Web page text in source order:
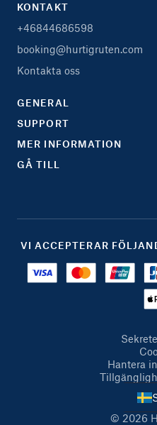
KONTAKT
+46844686598
booking@hurtigruten.com
Kontakta oss
GENERAL
SUPPORT
MER INFORMATION
GÅ TILL
VI ACCEPTERAR
Hantera
© 2026